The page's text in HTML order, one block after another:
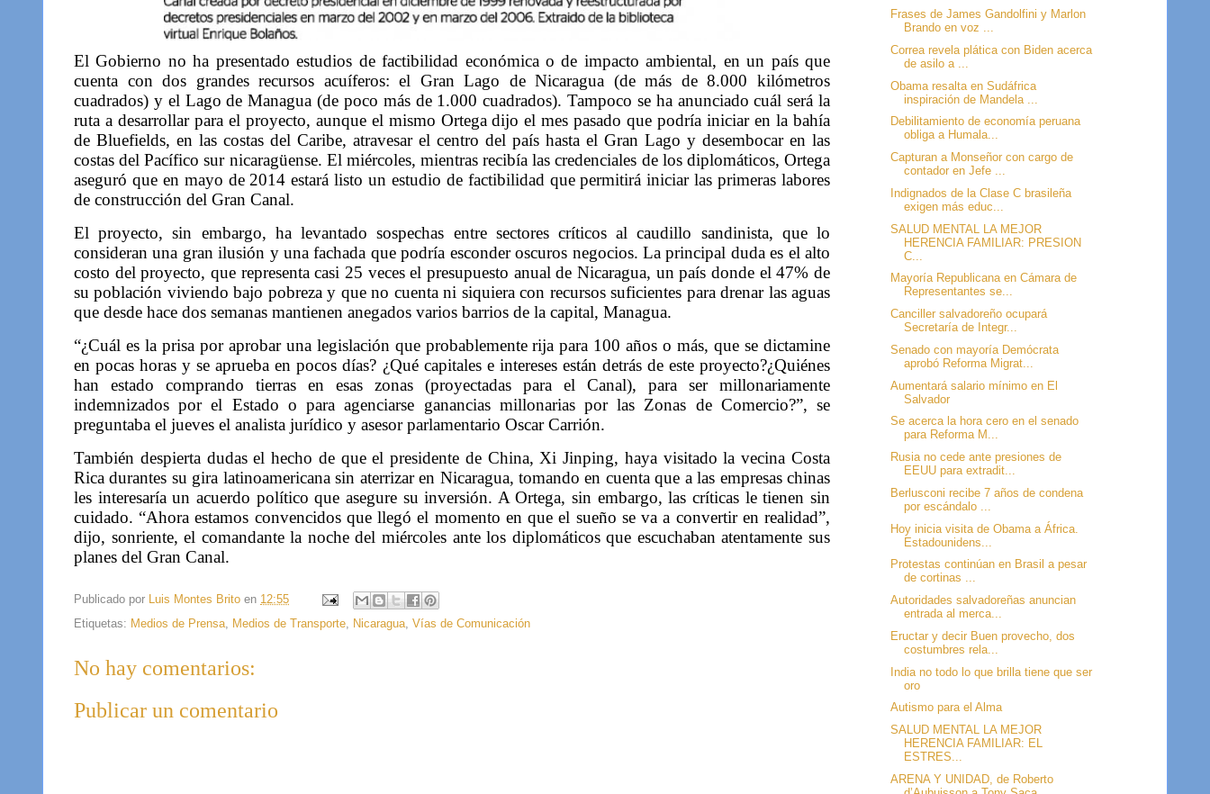
El Gobierno no ha presentado estudios de factibilidad económica o de impacto ambiental, en un país que
cuenta con dos grandes recursos acuíferos: el Gran Lago de Nicaragua (de más de 8.000 kilómetros
cuadrados) y el Lago de Managua (de poco más de 1.000 cuadrados). Tampoco se ha anunciado cuál será la
ruta a desarrollar para el proyecto, aunque el mismo Ortega dijo el mes pasado que podría iniciar en la bahía
de Bluefields, en las costas del Caribe, atravesar el centro del país hasta el Gran Lago y desembocar en las
costas del Pacífico sur nicaragüense. El miércoles, mientras recibía las credenciales de los diplomáticos, Ortega
aseguró que en mayo de 2014 estará listo un estudio de factibilidad que permitirá iniciar las primeras labores
de construcción del Gran Canal.
El proyecto, sin embargo, ha levantado sospechas entre sectores críticos al caudillo sandinista, que lo
consideran una gran ilusión y una fachada que podría esconder oscuros negocios. La principal duda es el alto
costo del proyecto, que representa casi 25 veces el presupuesto anual de Nicaragua, un país donde el 47% de
su población viviendo bajo pobreza y que no cuenta ni siquiera con recursos suficientes para drenar las aguas
que desde hace dos semanas mantienen anegados varios barrios de la capital, Managua.
“¿Cuál es la prisa por aprobar una legislación que probablemente rija para 100 años o más, que se dictamine
en pocas horas y se aprueba en pocos días? ¿Qué capitales e intereses están detrás de este proyecto?¿Quiénes
han estado comprando tierras en esas zonas (proyectadas para el Canal), para ser millonariamente
indemnizados por el Estado o para agenciarse ganancias millonarias por las Zonas de Comercio?”, se
preguntaba el jueves el analista jurídico y asesor parlamentario Oscar Carrión.
También despierta dudas el hecho de que el presidente de China, Xi Jinping, haya visitado la vecina Costa
Rica durantes su gira latinoamericana sin aterrizar en Nicaragua, tomando en cuenta que a las empresas chinas
les interesaría un acuerdo político que asegure su inversión. A Ortega, sin embargo, las críticas le tienen sin
cuidado. “Ahora estamos convencidos que llegó el momento en que el sueño se va a convertir en realidad”,
dijo, sonriente, el comandante la noche del miércoles ante los diplomáticos que escuchaban atentamente sus
planes del Gran Canal.
Publicado por Luis Montes Brito en 12:55
Etiquetas: Medios de Prensa, Medios de Transporte, Nicaragua, Vías de Comunicación
No hay comentarios:
Publicar un comentario
Frases de James Gandolfini y Marlon
Brando en voz ...
Correa revela plática con Biden acerca
de asilo a ...
Obama resalta en Sudáfrica
inspiración de Mandela ...
Debilitamiento de economía peruana
obliga a Humala...
Capturan a Monseñor con cargo de
contador en Jefe ...
Indignados de la Clase C brasileña
exigen más educ...
SALUD MENTAL LA MEJOR
HERENCIA FAMILIAR: PRESION
C...
Mayoría Republicana en Cámara de
Representantes se...
Canciller salvadoreño ocupará
Secretaría de Integr...
Senado con mayoría Demócrata
aprobó Reforma Migrat...
Aumentará salario mínimo en El
Salvador
Se acerca la hora cero en el senado
para Reforma M...
Rusia no cede ante presiones de
EEUU para extradit...
Berlusconi recibe 7 años de condena
por escándalo ...
Hoy inicia visita de Obama a África.
Estadounidens...
Protestas continúan en Brasil a pesar
de cortinas ...
Autoridades salvadoreñas anuncian
entrada al merca...
Eructar y decir Buen provecho, dos
costumbres rela...
India no todo lo que brilla tiene que ser
oro
Autismo para el Alma
SALUD MENTAL LA MEJOR
HERENCIA FAMILIAR: EL
ESTRES...
ARENA Y UNIDAD, de Roberto